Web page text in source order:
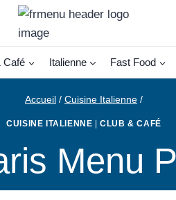
Café Italienne Fast Food
Accueil / Cuisine Italienne /
CUISINE ITALIENNE |CLUB & CAFÉ
Menu